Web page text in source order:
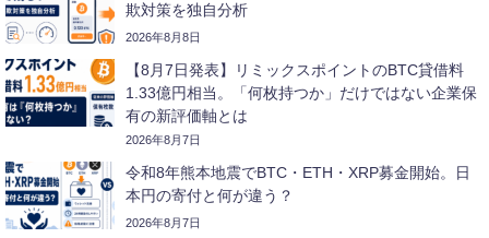
欺対策を独自分析
2026年8月8日
【8月7日発表】リミックスポイントのBTC貸借料
1.33億円相当。「何枚持つか」だけではない企業保
有の新評価軸とは
2026年8月7日
令和8年熊本地震でBTC・ETH・XRP募金開始。日
本円の寄付と何が違う？
2026年8月7日